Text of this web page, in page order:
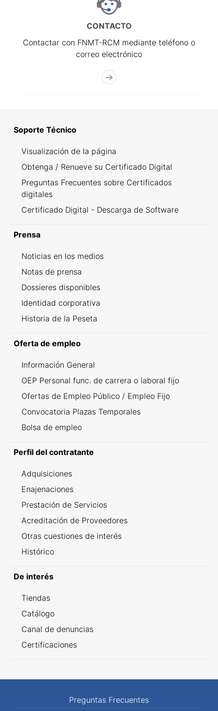
CONTACTO
Contactar con FNMT-RCM mediante teléfono o
correo electrónico
Soporte Técnico
Visualización de la página
Obtenga / Renueve su Certificado Digital
Preguntas Frecuentes sobre Certificados
digitales
Certificado Digital - Descarga de Software
Prensa
Noticias en los medios
Notas de prensa
Dossieres disponibles
Identidad corporativa
Historia de la Peseta
Oferta de empleo
Información General
OEP Personal func. de carrera o laboral fijo
Ofertas de Empleo Público / Empleo Fijo
Convocatoria Plazas Temporales
Bolsa de empleo
Perfil del contratante
Adquisiciones
Enajenaciones
Prestación de Servicios
Acreditación de Proveedores
Otras cuestiones de interés
Histórico
De interés
Tiendas
Catálogo
Canal de denuncias
Certificaciones
Preguntas Frecuentes